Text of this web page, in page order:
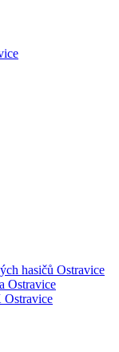
hasičů Ostravice
Ostravice